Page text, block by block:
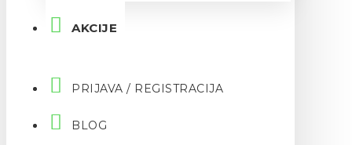
AKCIJE
PRIJAVA / REGISTRACIJA
BLOG